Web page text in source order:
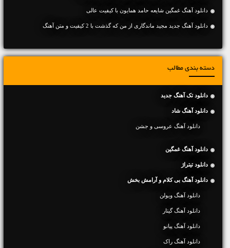
دانلود آهنگ غمگین شایعه حامد همایون با کیفیت عالی
دانلود آهنگ جديد مجید ماندگاری از من که گذشت با 2 کیفیت و متن آهنگ
دسته بندی مطالب
دانلود تک آهنگ جدید
دانلود آهنگ شاد
دانلود آهنگ عروسی و جشن
دانلود آهنگ غمگین
دانلود تیتراژ
دانلود آهنگ بی کلام و آرامش بخش
دانلود آهنگ ویولن
دانلود آهنگ گیتار
دانلود آهنگ پیانو
دانلود آهنگ راک